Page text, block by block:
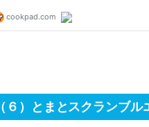
（６）とまとスクランブル